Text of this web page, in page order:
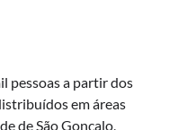
pessoas a partir dos
em áreas
de São Gonçalo,